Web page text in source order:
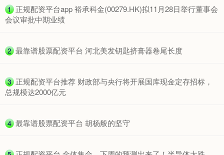
1 ​正规配资平台app 裕承科金(00279.HK)拟11月28日举行董事会
会议审批中期业绩
2 ​最靠谱股票配资平台 河北美发钥匙挤膏器卷尾长度
3 ​正规配资平台推荐 财政部与央行将开展国库现金定存招标，
总规模达2000亿元
4 ​最靠谱股票配资平台 胡杨般的坚守